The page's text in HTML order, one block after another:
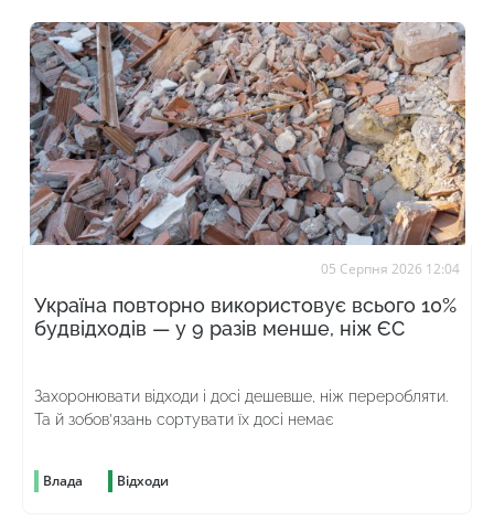
05 Серпня 2026 12:04
Україна повторно використовує всього 10%
будвідходів — у 9 разів менше, ніж ЄС
Захоронювати відходи і досі дешевше, ніж переробляти.
Та й зобов’язань сортувати їх досі немає
Влада Відходи